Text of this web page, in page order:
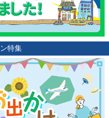
特集